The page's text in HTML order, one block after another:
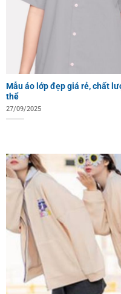
Mẫu áo lớp đẹp giá rẻ, chất
thể
27/09/2025